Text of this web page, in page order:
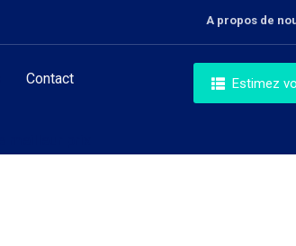
A propos de
Contact Estimez